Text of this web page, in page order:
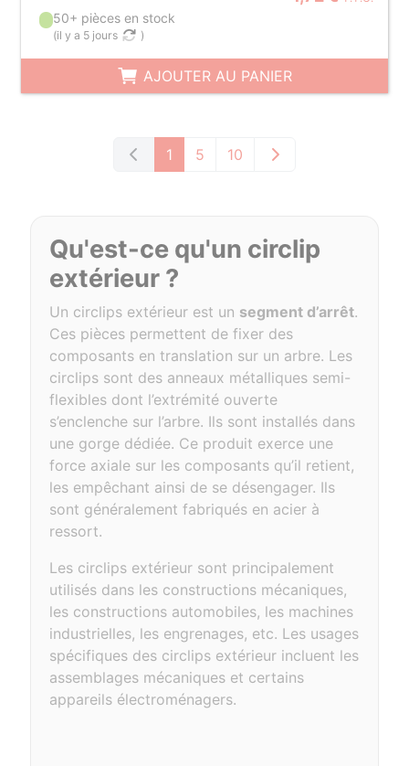
50+ pièces en stock
(il y a 5 jours )
AJOUTER AU PANIER
1 5 10
Qu'est-ce qu'un circlip
extérieur ?
Un circlips extérieur est un segment d’arrêt.
Ces pièces permettent de fixer des
composants en translation sur un arbre. Les
circlips sont des anneaux métalliques semi-
flexibles dont l’extrémité ouverte
s’enclenche sur l’arbre. Ils sont installés dans
une gorge dédiée. Ce produit exerce une
force axiale sur les composants qu’il retient,
les empêchant ainsi de se désengager. Ils
sont généralement fabriqués en acier à
ressort.
Les circlips extérieur sont principalement
utilisés dans les constructions mécaniques,
les constructions automobiles, les machines
industrielles, les engrenages, etc. Les usages
spécifiques des circlips extérieur incluent les
assemblages mécaniques et certains
appareils électroménagers.